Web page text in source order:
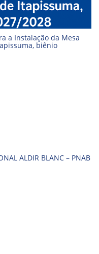
a Instalação da Mesa
biênio
ALDIR BLANC – PNAB